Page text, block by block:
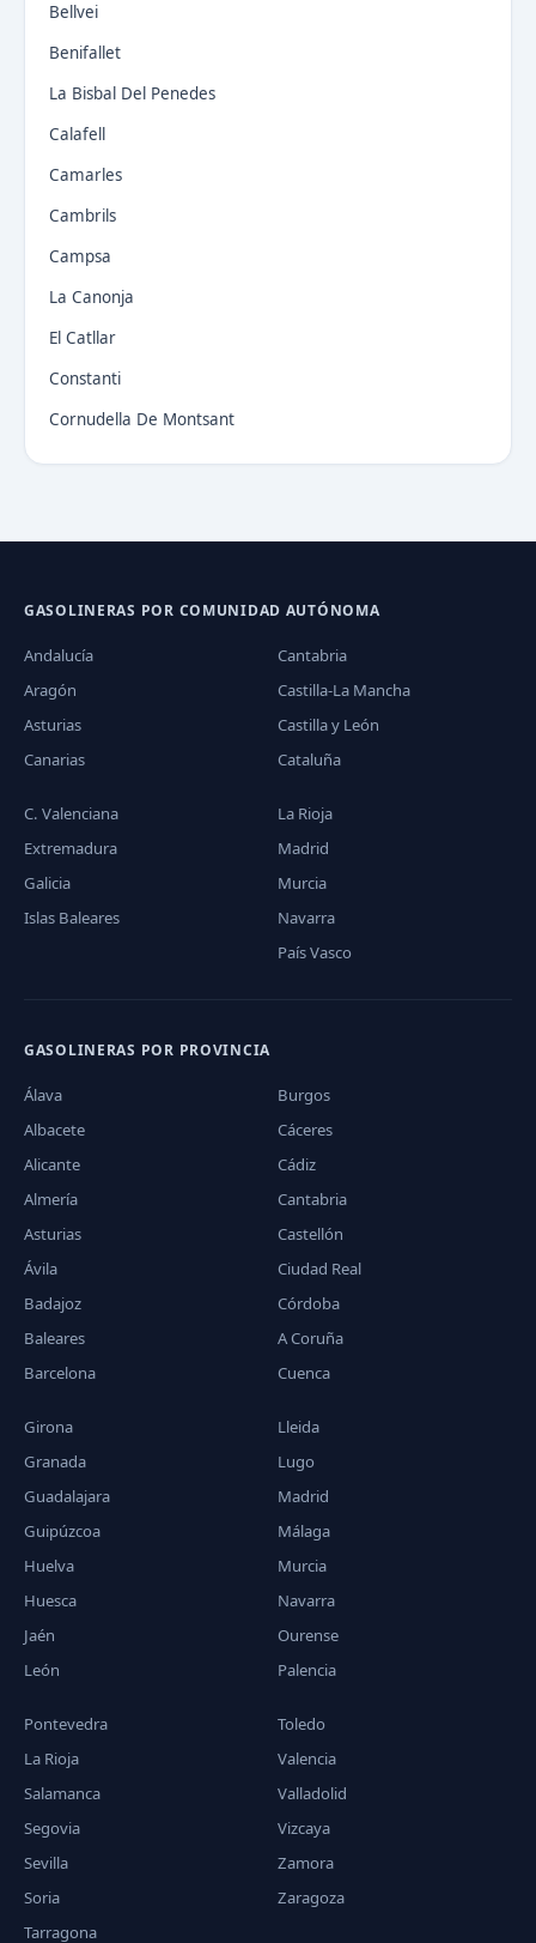
Bellvei
Benifallet
La Bisbal Del Penedes
Calafell
Camarles
Cambrils
Campsa
La Canonja
El Catllar
Constanti
Cornudella De Montsant
GASOLINERAS POR COMUNIDAD AUTÓNOMA
Andalucía
Aragón
Asturias
Canarias
Cantabria
Castilla-La Mancha
Castilla y León
Cataluña
C. Valenciana
Extremadura
Galicia
Islas Baleares
La Rioja
Madrid
Murcia
Navarra
País Vasco
GASOLINERAS POR PROVINCIA
Álava
Albacete
Alicante
Almería
Asturias
Ávila
Badajoz
Baleares
Barcelona
Burgos
Cáceres
Cádiz
Cantabria
Castellón
Ciudad Real
Córdoba
A Coruña
Cuenca
Girona
Granada
Guadalajara
Guipúzcoa
Huelva
Huesca
Jaén
León
Lleida
Lugo
Madrid
Málaga
Murcia
Navarra
Ourense
Palencia
Pontevedra
La Rioja
Salamanca
Segovia
Sevilla
Soria
Tarragona
Toledo
Valencia
Valladolid
Vizcaya
Zamora
Zaragoza